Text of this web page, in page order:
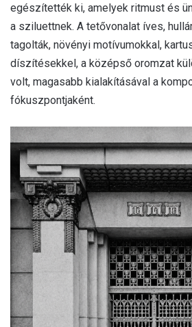
egészítették ki, amelyek ritmust és
a sziluettnek. A tetővonalat íves,
tagolták, növényi motívumokkal,
díszítésekkel, a középső oromzat
volt, magasabb kialakításával a
fókuszpontjaként.